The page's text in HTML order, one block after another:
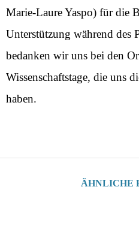
Marie-Laure Yaspo) für die
Unterstützung während des
bedanken wir uns bei den
Wissenschaftstage, die uns
haben.
ÄHNLICHE